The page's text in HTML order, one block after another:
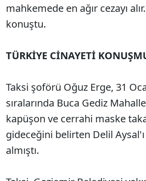
mahkemede en ağır cezayı
konuştu.
TÜRKİYE CİNAYETİ
Taksi şoförü Oğuz Erge, 31
sıralarında Buca Gediz
kapüşon ve cerrahi maske
gideceğini belirten Delil Aysal'ı
almıştı.